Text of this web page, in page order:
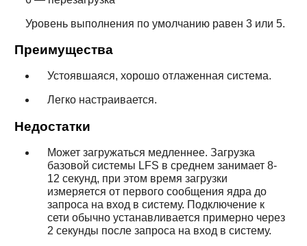
Уровень выполнения по умолчанию равен 3 или 5.
Преимущества
Устоявшаяся, хорошо отлаженная система.
Легко настраивается.
Недостатки
Может загружаться медленнее. Загрузка
базовой системы LFS в среднем занимает 8-
12 секунд, при этом время загрузки
измеряется от первого сообщения ядра до
запроса на вход в систему. Подключение к
сети обычно устанавливается примерно через
2 секунды после запроса на вход в систему.